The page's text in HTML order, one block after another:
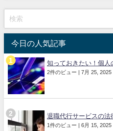
今日の人気記事
知っておきたい！個人
2件のビュー | 7月 25, 2025
退職代行サービスの法
1件のビュー | 6月 15, 2025